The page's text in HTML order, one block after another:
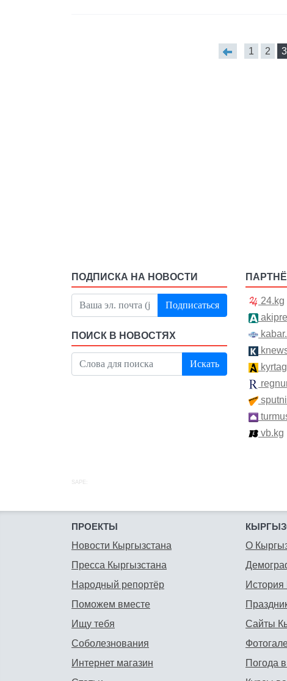
1 2 3
ПОДПИСКА НА НОВОСТИ
Подписаться
ПОИСК В НОВОСТЯХ
Искать
24.kg
vb.kg
SAPE:
ПРОЕКТЫ
Новости Кыргызстана
Пресса Кыргызстана
Народный репортёр
Поможем вместе
Ищу тебя
Соболезнования
Интернет магазин
О
История
Сайты
Погода